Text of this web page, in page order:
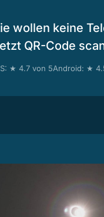
wollen keine
QR-Code
★ 4.7 von 5Android: ★